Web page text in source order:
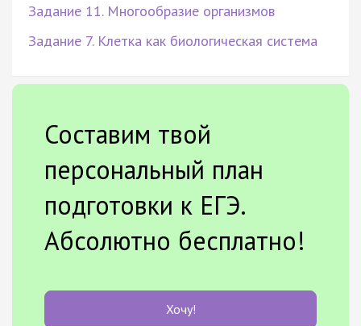
Задание 11. Многообразие организмов
Задание 7. Клетка как биологическая система
Составим твой
персональный план
подготовки к ЕГЭ.
Абсолютно бесплатно!
Хочу!